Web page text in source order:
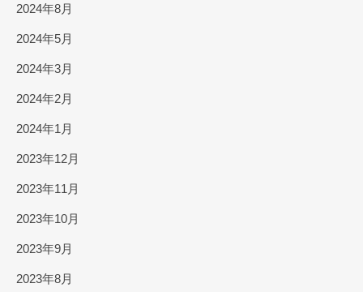
2024年8月
2024年5月
2024年3月
2024年2月
2024年1月
2023年12月
2023年11月
2023年10月
2023年9月
2023年8月